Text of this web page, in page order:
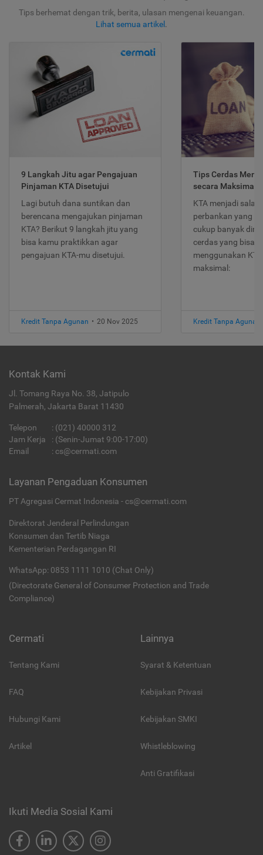
Tips berhemat dengan trik, berita, ulasan mengenai keuangan.
Lihat semua artikel .
9 Langkah Jitu agar Pengajuan
Pinjaman KTA Disetujui
Lagi butuh dana suntikan dan
berencana mengajukan pinjaman
KTA? Berikut 9 langkah jitu yang
bisa kamu praktikkan agar
pengajuan KTA-mu disetujui.
Kredit Tanpa Agunan • 20 Nov 2025
Tips Cerdas
secara Maksimal
KTA menjadi
perbankan yang
cukup banyak
cerdas yang bisa
menggunakan
maksimal:
Kredit Tanpa Agunan
Kontak Kami
Jl. Tomang Raya No. 38, Jatipulo
Palmerah, Jakarta Barat 11430
Telepon : (021) 40000 312
Jam Kerja
: (Senin-Jumat 9:00-17:00)
Email
: cs@cermati.com
Layanan Pengaduan Konsumen
PT Agregasi Cermat Indonesia - cs@cermati.com
Direktorat Jenderal Perlindungan
Konsumen dan Tertib Niaga
Kementerian Perdagangan RI
WhatsApp: 0853 1111 1010 (Chat Only)
(Directorate General of Consumer Protection and Trade
Compliance)
Cermati
Tentang Kami
FAQ
Hubungi Kami
Artikel
Lainnya
Syarat & Ketentuan
Kebijakan Privasi
Kebijakan SMKI
Whistleblowing
Anti Gratifikasi
Ikuti Media Sosial Kami